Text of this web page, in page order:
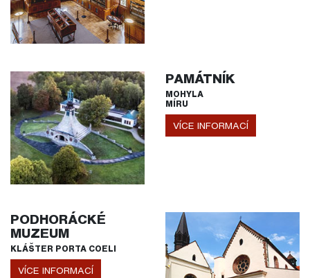
PAMÁTNÍK
MOHYLA
MÍRU
VÍCE INFORMACÍ
PODHORÁCKÉ
MUZEUM
KLÁŠTER PORTA COELI
VÍCE INFORMACÍ